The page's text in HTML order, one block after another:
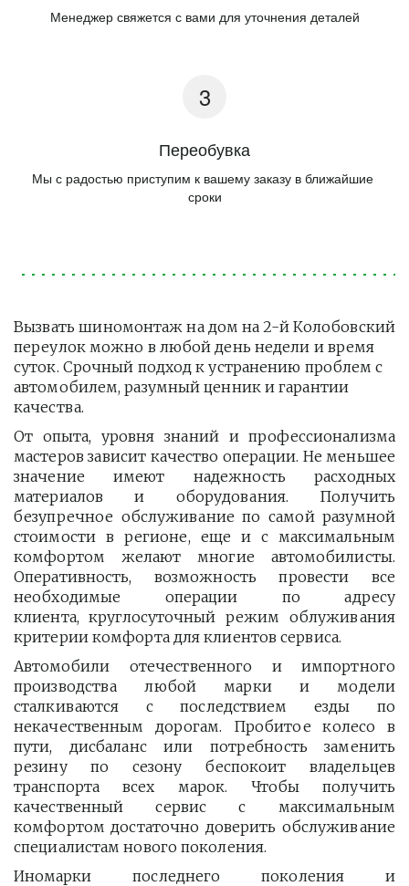
Менеджер свяжется с вами для уточнения деталей
Переобувка
Мы с радостью приступим к вашему заказу в ближайшие
сроки
Вызвать шиномонтаж на дом на 2-й Колобовский
переулок можно в любой день недели и время
суток. Срочный подход к устранению проблем с
автомобилем, разумный ценник и гарантии
качества.
От опыта, уровня знаний и профессионализма
мастеров зависит качество операции. Не меньшее
значение имеют надежность расходных
материалов и оборудования. Получить
безупречное обслуживание по самой разумной
стоимости в регионе, еще и с максимальным
комфортом желают многие автомобилисты.
Оперативность, возможность провести все
необходимые операции по адресу
клиента, круглосуточный режим облуживания
критерии комфорта для клиентов сервиса.
Автомобили отечественного и импортного
производства любой марки и модели
сталкиваются с последствием езды по
некачественным дорогам. Пробитое колесо в
пути, дисбаланс или потребность заменить
резину по сезону беспокоит владельцев
транспорта всех марок. Чтобы получить
качественный сервис с максимальным
комфортом достаточно доверить обслуживание
специалистам нового поколения.
Иномарки последнего поколения и